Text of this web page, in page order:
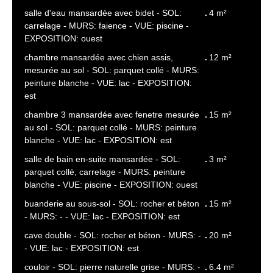
salle d'eau mansardée avec bidet - SOL:
carrelage - MURS: faience - VUE: piscine -
EXPOSITION: ouest
4 m²
chambre mansardée avec chien assis,
mesurée au sol - SOL: parquet collé - MURS:
peinture blanche - VUE: lac - EXPOSITION:
est
12 m²
chambre 3 mansardée avec fenetre mesurée
au sol - SOL: parquet collé - MURS: peinture
blanche - VUE: lac - EXPOSITION: est
15 m²
salle de bain en-suite mansardée - SOL:
parquet collé, carrelage - MURS: peinture
blanche - VUE: piscine - EXPOSITION: ouest
3 m²
buanderie au sous-sol - SOL: rocher et béton
- MURS: - - VUE: lac - EXPOSITION: est
15 m²
cave double - SOL: rocher et béton - MURS: -
- VUE: lac - EXPOSITION: est
20 m²
couloir - SOL: pierre naturelle grise - MURS: -
6.4 m²